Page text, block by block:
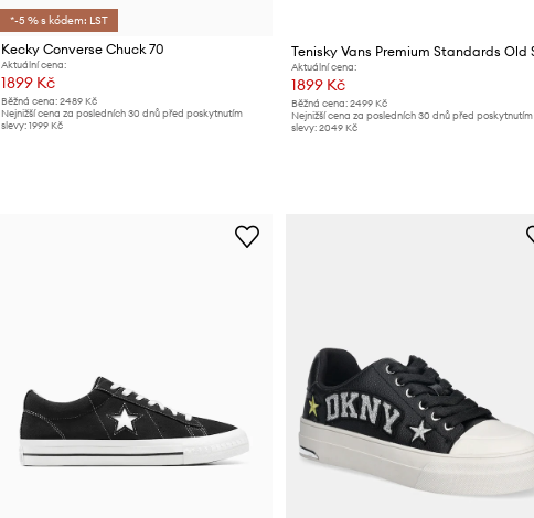
*-5 % s kódem: LST
Kecky Converse Chuck 70
Aktuální cena:
1899 Kč
Běžná cena: 2489 Kč
Nejnižší cena za posledních 30 dnů před poskytnutím
slevy: 1999 Kč
Aktuální cena:
1899 Kč
Běžná cena: 2499 Kč
Nejnižší cena za posledních 30 dnů před poskytnutím
slevy: 2049 Kč